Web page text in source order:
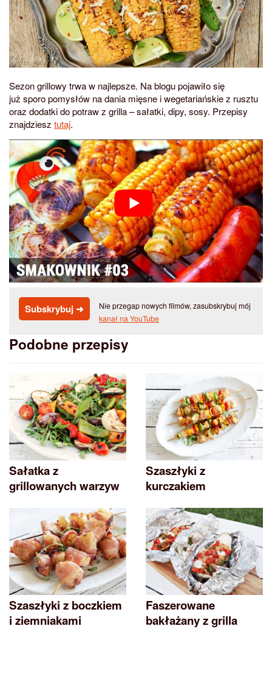
Sezon grillowy trwa w najlepsze. Na blogu pojawiło się
już sporo pomysłów na dania mięsne i wegetariańskie z rusztu
oraz dodatki do potraw z grilla – sałatki, dipy, sosy. Przepisy
znajdziesz tutaj.
Subskrybuj ➜
Nie przegap nowych filmów, zasubskrybuj mój
kanał na YouTube
Podobne przepisy
Sałatka z
grillowanych warzyw
Szaszłyki z
kurczakiem
Szaszłyki z boczkiem
i ziemniakami
Faszerowane
bakłażany z grilla